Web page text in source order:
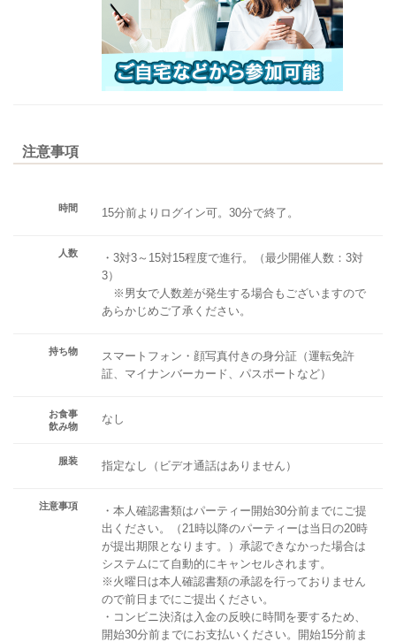
注意事項
時間 15分前よりログイン可。30分で終了。
人数
・3対3～15対15程度で進行。（最少開催人数：3対
3）
※男女で人数差が発生する場合もございますので
あらかじめご了承ください。
持ち物
スマートフォン・顔写真付きの身分証（運転免許
証、マイナンバーカード、パスポートなど）
お食事
飲み物
なし
服装 指定なし（ビデオ通話はありません）
注意事項
・本人確認書類はパーティー開始30分前までにご提
出ください。（21時以降のパーティーは当日の20時
が提出期限となります。）承認できなかった場合は
システムにて自動的にキャンセルされます。
※火曜日は本人確認書類の承認を行っておりません
ので前日までにご提出ください。
・コンビニ決済は入金の反映に時間を要するため、
開始30分前までにお支払いください。開始15分前ま